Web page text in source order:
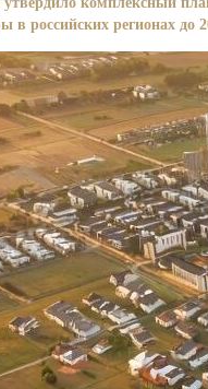
в российских регионах до